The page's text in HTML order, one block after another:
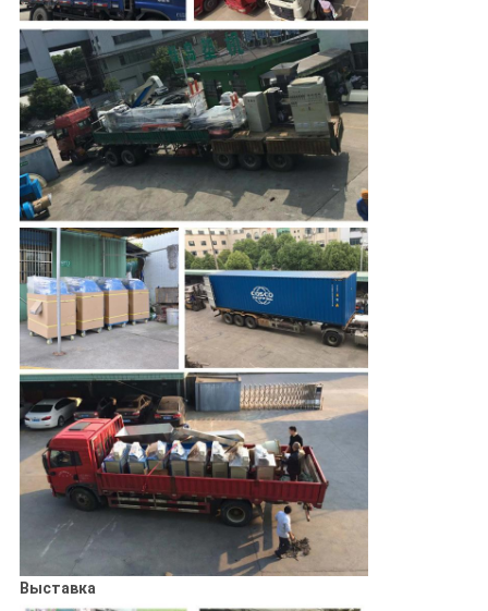
Выставка